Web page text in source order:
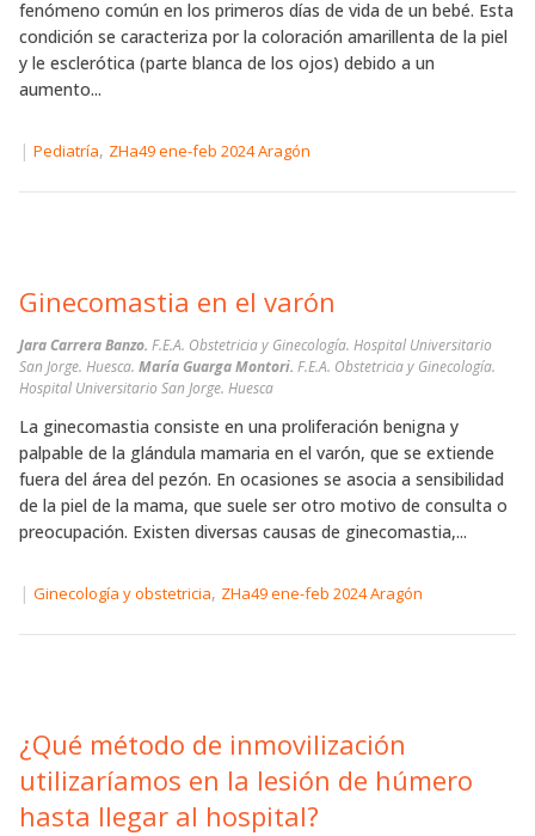
fenómeno común en los primeros días de vida de un bebé. Esta
condición se caracteriza por la coloración amarillenta de la piel
y le esclerótica (parte blanca de los ojos) debido a un
aumento...
| Pediatría, ZHa49 ene-feb 2024 Aragón
Ginecomastia en el varón
Jara Carrera Banzo. F.E.A. Obstetricia y Ginecología. Hospital Universitario
San Jorge. Huesca. María Guarga Montori. F.E.A. Obstetricia y Ginecología.
Hospital Universitario San Jorge. Huesca
La ginecomastia consiste en una proliferación benigna y
palpable de la glándula mamaria en el varón, que se extiende
fuera del área del pezón. En ocasiones se asocia a sensibilidad
de la piel de la mama, que suele ser otro motivo de consulta o
preocupación. Existen diversas causas de ginecomastia,...
| Ginecología y obstetricia, ZHa49 ene-feb 2024 Aragón
¿Qué método de inmovilización
utilizaríamos en la lesión de húmero
hasta llegar al hospital?